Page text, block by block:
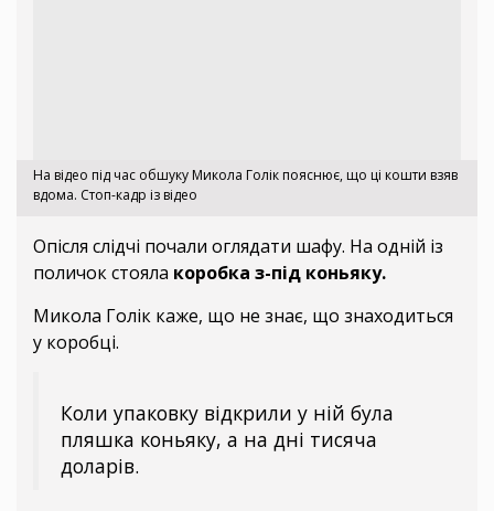
На відео під час обшуку Микола Голік пояснює, що ці кошти взяв
вдома. Стоп-кадр із відео
Опісля слідчі почали оглядати шафу. На одній із
поличок стояла коробка з-під коньяку.
Микола Голік каже, що не знає, що знаходиться
у коробці.
Коли упаковку відкрили у ній була
пляшка коньяку, а на дні тисяча
доларів.